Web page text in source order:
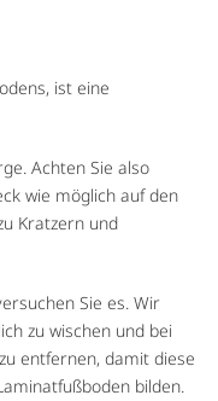
ist eine
Achten Sie also
wie möglich auf den
Kratzern und
Sie es. Wir
zu wischen und bei
entfernen, damit diese
bilden.